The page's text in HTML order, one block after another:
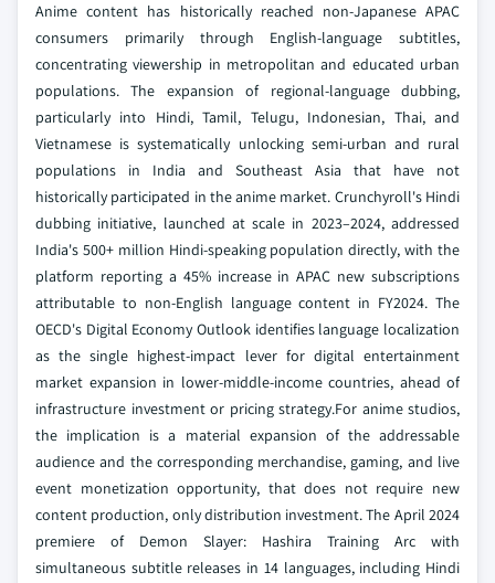
Anime content has historically reached non-Japanese APAC
consumers primarily through English-language subtitles,
concentrating viewership in metropolitan and educated urban
populations. The expansion of regional-language dubbing,
particularly into Hindi, Tamil, Telugu, Indonesian, Thai, and
Vietnamese is systematically unlocking semi-urban and rural
populations in India and Southeast Asia that have not
historically participated in the anime market. Crunchyroll's Hindi
dubbing initiative, launched at scale in 2023–2024, addressed
India's 500+ million Hindi-speaking population directly, with the
platform reporting a 45% increase in APAC new subscriptions
attributable to non-English language content in FY2024. The
OECD's Digital Economy Outlook identifies language localization
as the single highest-impact lever for digital entertainment
market expansion in lower-middle-income countries, ahead of
infrastructure investment or pricing strategy.For anime studios,
the implication is a material expansion of the addressable
audience and the corresponding merchandise, gaming, and live
event monetization opportunity, that does not require new
content production, only distribution investment. The April 2024
premiere of Demon Slayer: Hashira Training Arc with
simultaneous subtitle releases in 14 languages, including Hindi